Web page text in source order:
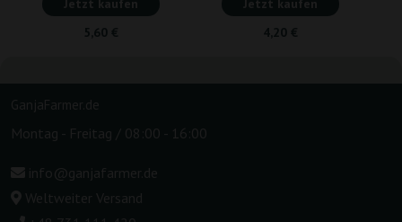
Jetzt kaufen
5,60 €
Jetzt kaufen
4,20 €
GanjaFarmer.de
Montag - Freitag / 08:00 - 16:00
info@ganjafarmer.de
Weltweiter Versand